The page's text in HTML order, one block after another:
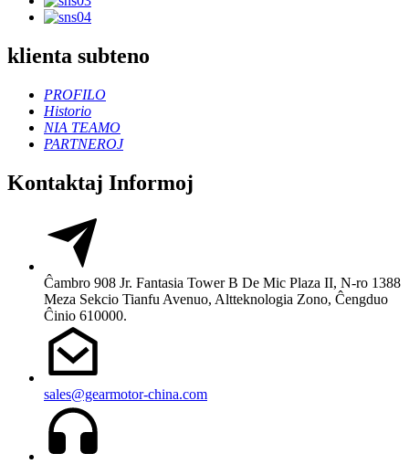
klienta subteno
PROFILO
Historio
NIA TEAMO
PARTNEROJ
Kontaktaj Informoj
Ĉambro 908 Jr. Fantasia Tower B De Mic Plaza II, N-ro 1388
Meza Sekcio Tianfu Avenuo, Altteknologia Zono, Ĉengduo
Ĉinio 610000.
sales@gearmotor-china.com